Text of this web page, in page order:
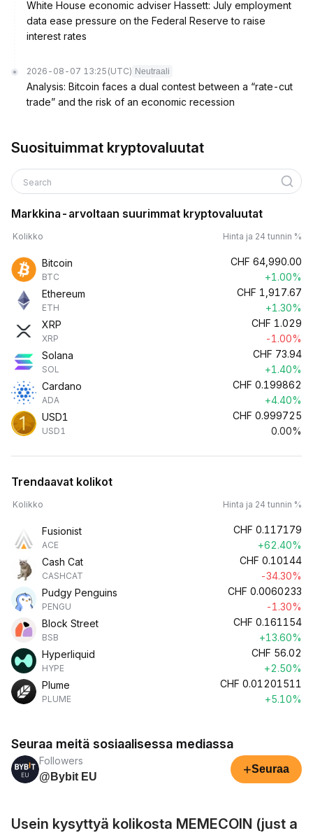
White House economic adviser Hassett: July employment
data ease pressure on the Federal Reserve to raise
interest rates
2026-08-07 13:25 (UTC) Neutraali
Analysis: Bitcoin faces a dual contest between a “rate-cut
trade” and the risk of an economic recession
Suosituimmat kryptovaluutat
Search
Markkina-arvoltaan suurimmat kryptovaluutat
Kolikko Hinta ja 24 tunnin %
Bitcoin
BTC
CHF 64,990.00
+1.00%
Ethereum
ETH
CHF 1,917.67
+1.30%
XRP
XRP
CHF 1.029
-1.00%
Solana
SOL
CHF 73.94
+1.40%
Cardano
ADA
CHF 0.199862
+4.40%
USD1
USD1
CHF 0.999725
0.00%
Trendaavat kolikot
Kolikko Hinta ja 24 tunnin %
Fusionist
ACE
CHF 0.117179
+62.40%
Cash Cat
CASHCAT
CHF 0.10144
-34.30%
Pudgy Penguins
PENGU
CHF 0.0060233
-1.30%
Block Street
BSB
CHF 0.161154
+13.60%
Hyperliquid
HYPE
CHF 56.02
+2.50%
Plume
PLUME
CHF 0.01201511
+5.10%
Seuraa meitä sosiaalisessa mediassa
Followers
@Bybit EU
+Seuraa
Usein kysyttyä kolikosta MEMECOIN (just a